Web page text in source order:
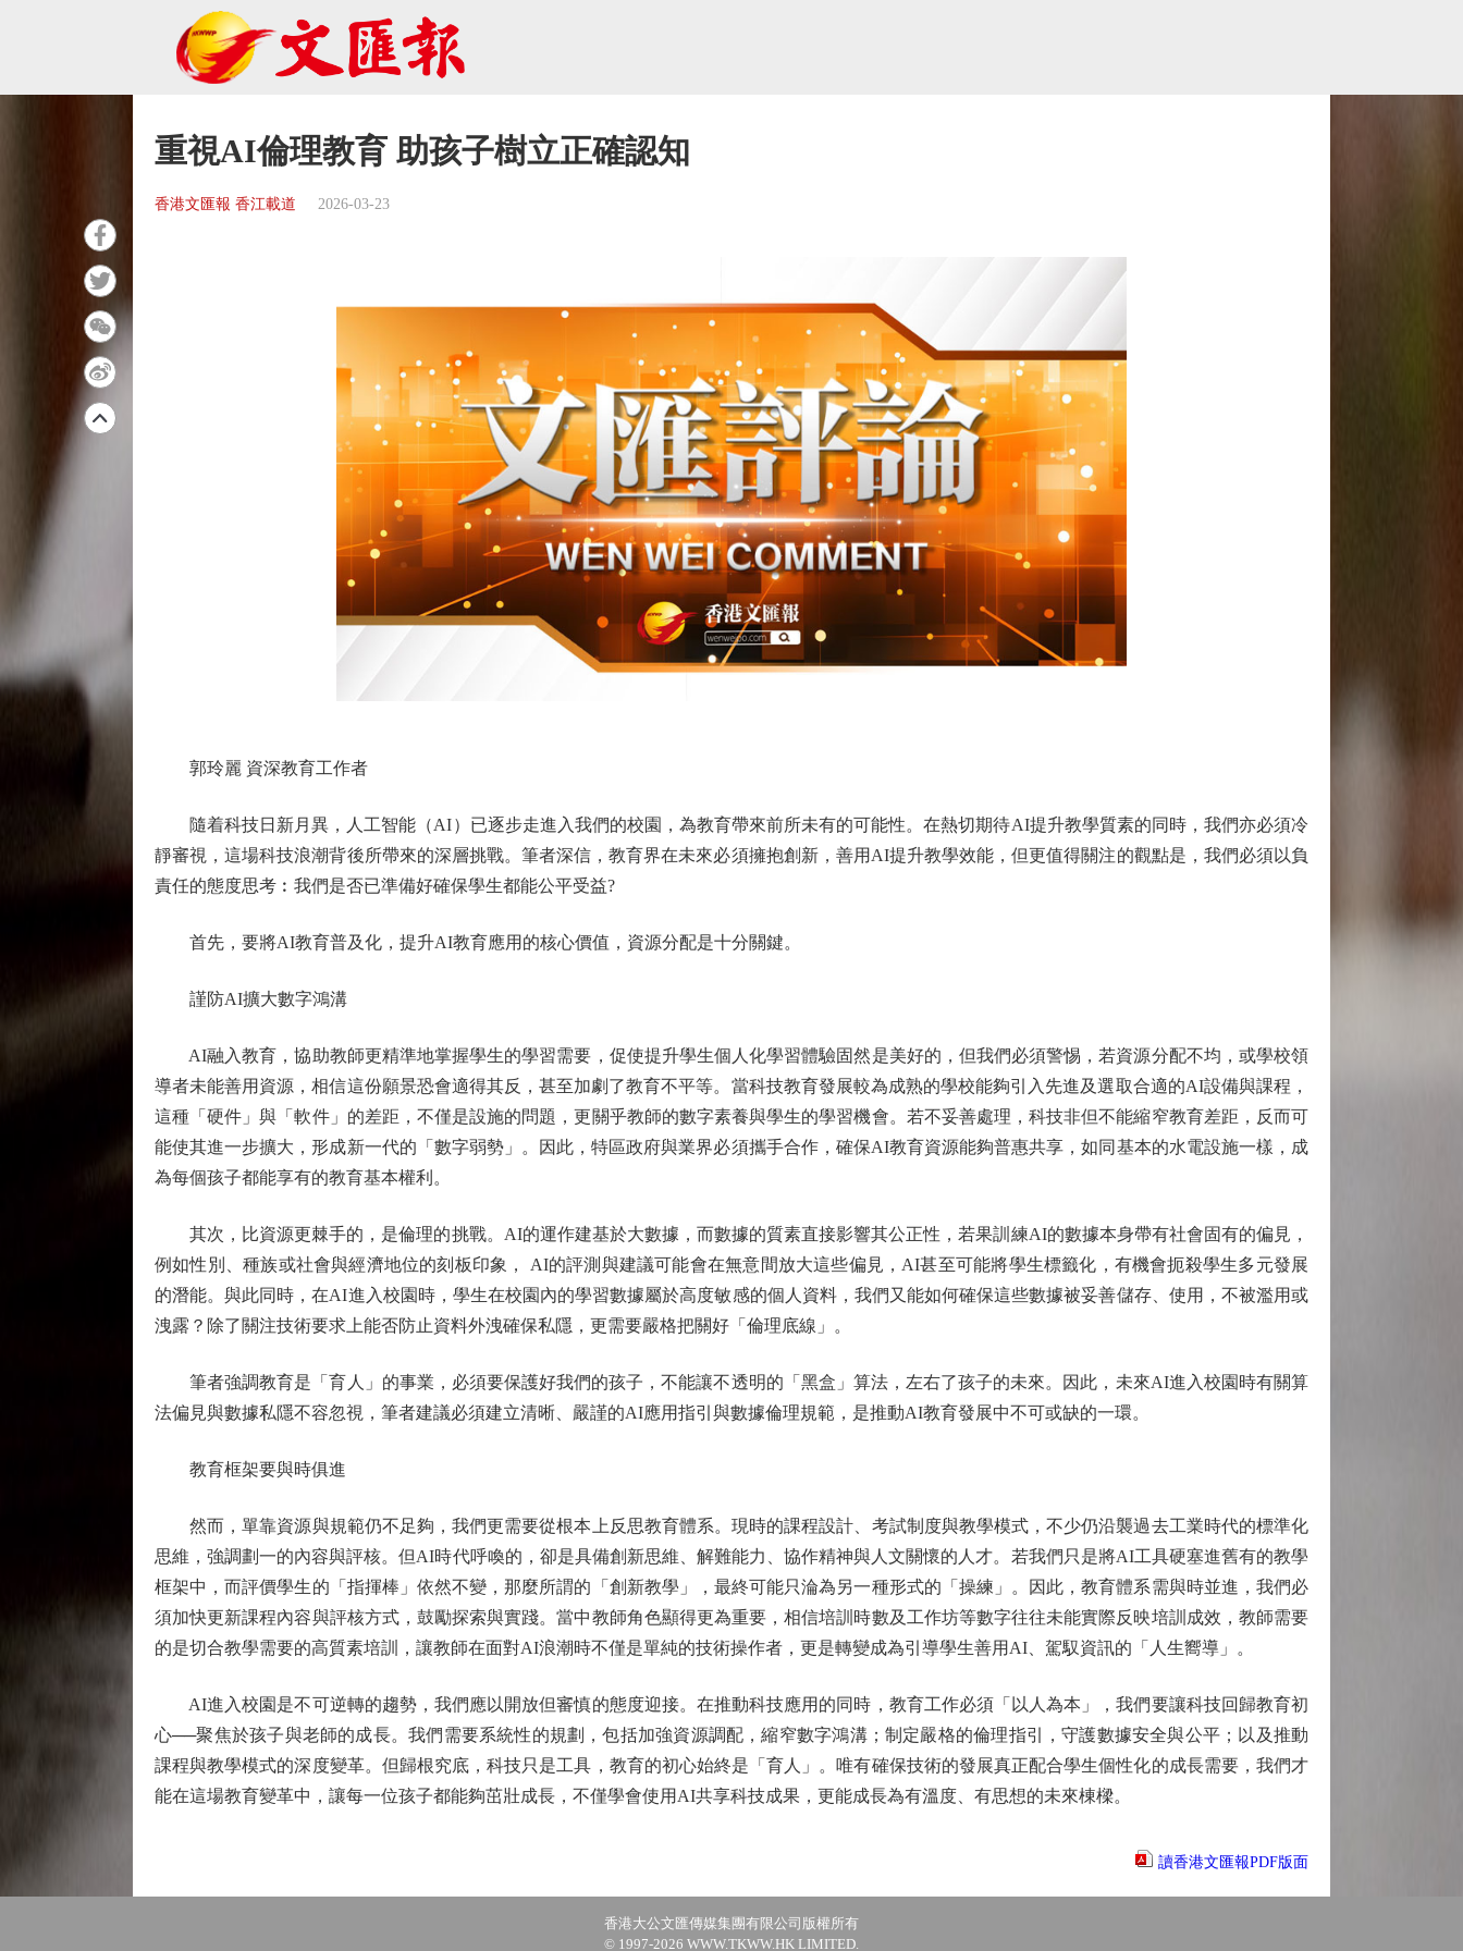
重視AI倫理教育 助孩子樹立正確認知
香港文匯報 香江載道 2026-03-23
郭玲麗 資深教育工作者
隨着科技日新月異，人工智能（AI）已逐步走進入我們的校園，為教育帶來前所未有的可能性。在熱切期待AI提升教學質素的同時，我們亦必須冷
靜審視，這場科技浪潮背後所帶來的深層挑戰。筆者深信，教育界在未來必須擁抱創新，善用AI提升教學效能，但更值得關注的觀點是，我們必須以負
責任的態度思考︰我們是否已準備好確保學生都能公平受益?
首先，要將AI教育普及化，提升AI教育應用的核心價值，資源分配是十分關鍵。
謹防AI擴大數字鴻溝
AI融入教育，協助教師更精準地掌握學生的學習需要，促使提升學生個人化學習體驗固然是美好的，但我們必須警惕，若資源分配不均，或學校領
導者未能善用資源，相信這份願景恐會適得其反，甚至加劇了教育不平等。當科技教育發展較為成熟的學校能夠引入先進及選取合適的AI設備與課程，
這種「硬件」與「軟件」的差距，不僅是設施的問題，更關乎教師的數字素養與學生的學習機會。若不妥善處理，科技非但不能縮窄教育差距，反而可
能使其進一步擴大，形成新一代的「數字弱勢」。因此，特區政府與業界必須攜手合作，確保AI教育資源能夠普惠共享，如同基本的水電設施一樣，成
為每個孩子都能享有的教育基本權利。
其次，比資源更棘手的，是倫理的挑戰。AI的運作建基於大數據，而數據的質素直接影響其公正性，若果訓練AI的數據本身帶有社會固有的偏見，
例如性別、種族或社會與經濟地位的刻板印象， AI的評測與建議可能會在無意間放大這些偏見，AI甚至可能將學生標籤化，有機會扼殺學生多元發展
的潛能。與此同時，在AI進入校園時，學生在校園內的學習數據屬於高度敏感的個人資料，我們又能如何確保這些數據被妥善儲存、使用，不被濫用或
洩露？除了關注技術要求上能否防止資料外洩確保私隱，更需要嚴格把關好「倫理底線」。
筆者強調教育是「育人」的事業，必須要保護好我們的孩子，不能讓不透明的「黑盒」算法，左右了孩子的未來。因此，未來AI進入校園時有關算
法偏見與數據私隱不容忽視，筆者建議必須建立清晰、嚴謹的AI應用指引與數據倫理規範，是推動AI教育發展中不可或缺的一環。
教育框架要與時俱進
然而，單靠資源與規範仍不足夠，我們更需要從根本上反思教育體系。現時的課程設計、考試制度與教學模式，不少仍沿襲過去工業時代的標準化
思維，強調劃一的內容與評核。但AI時代呼喚的，卻是具備創新思維、解難能力、協作精神與人文關懷的人才。若我們只是將AI工具硬塞進舊有的教學
框架中，而評價學生的「指揮棒」依然不變，那麼所謂的「創新教學」，最終可能只淪為另一種形式的「操練」。因此，教育體系需與時並進，我們必
須加快更新課程內容與評核方式，鼓勵探索與實踐。當中教師角色顯得更為重要，相信培訓時數及工作坊等數字往往未能實際反映培訓成效，教師需要
的是切合教學需要的高質素培訓，讓教師在面對AI浪潮時不僅是單純的技術操作者，更是轉變成為引導學生善用AI、駕馭資訊的「人生嚮導」。
AI進入校園是不可逆轉的趨勢，我們應以開放但審慎的態度迎接。在推動科技應用的同時，教育工作必須「以人為本」，我們要讓科技回歸教育初
心──聚焦於孩子與老師的成長。我們需要系統性的規劃，包括加強資源調配，縮窄數字鴻溝；制定嚴格的倫理指引，守護數據安全與公平；以及推動
課程與教學模式的深度變革。但歸根究底，科技只是工具，教育的初心始終是「育人」。唯有確保技術的發展真正配合學生個性化的成長需要，我們才
能在這場教育變革中，讓每一位孩子都能夠茁壯成長，不僅學會使用AI共享科技成果，更能成長為有溫度、有思想的未來棟樑。
讀香港文匯報PDF版面
香港大公文匯傳媒集團有限公司版權所有
© 1997-2026 WWW.TKWW.HK LIMITED.